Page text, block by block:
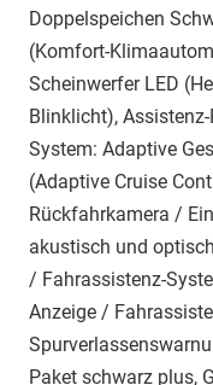
Doppelspeichen
(Komfort-
Scheinwerfer LED
Blinklicht),
System: Adaptive
(Adaptive Cruise
Rückfahrkamera /
akustisch und
/ Fahrassistenz-
Anzeige /
Paket schwarz plus,